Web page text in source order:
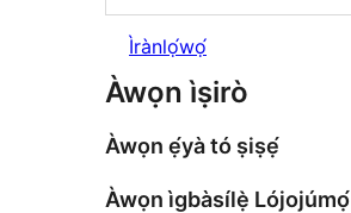
Ìrànlọ́wọ́
Àwọn ìṣirò
Àwọn ẹ́yà tó ṣiṣẹ́
Àwọn ìgbàsílẹ̀ Lójojúmọ́